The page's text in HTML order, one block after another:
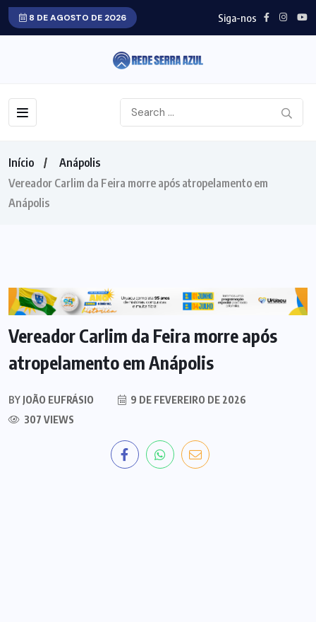
8 DE AGOSTO DE 2026 Siga-nos
Início
Anápolis
Vereador Carlim da Feira morre após atropelamento em
Anápolis
ANÁPOLIS
Vereador Carlim da Feira morre após
atropelamento em Anápolis
BY JOÃO EUFRÁSIO
9 DE FEVEREIRO DE 2026
307 VIEWS